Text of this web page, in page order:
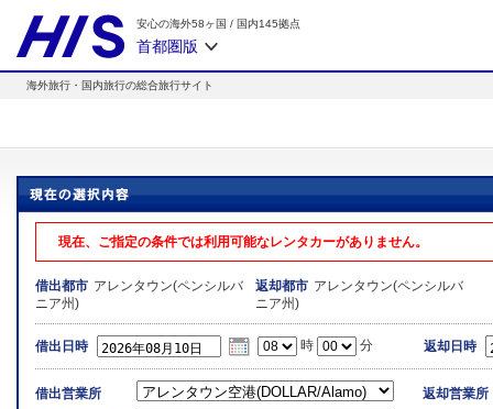
安心の海外58ヶ国 / 国内145拠点
首都圏版
海外旅行・国内旅行の総合旅行サイト
現在、ご指定の条件では利用可能なレンタカーがありません。
借出都市 アレンタウン(ペンシルバ
ニア州)
返却都市 アレンタウン(ペンシルバ
ニア州)
借出日時 時 分 返却日時
借出営業所
返却営業所